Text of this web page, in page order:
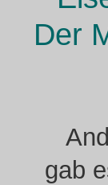
Der
gab